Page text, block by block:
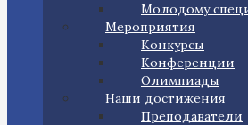
Молодому
Мероприятия
Конкурсы
Конференции
Олимпиады
Наши достижения
Преподаватели